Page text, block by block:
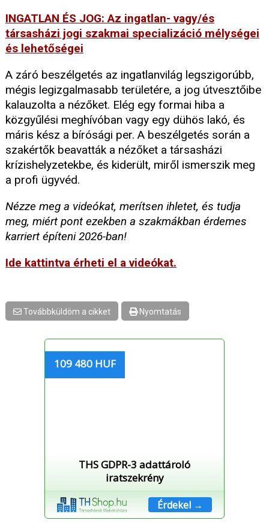
INGATLAN ÉS JOG: Az ingatlan- vagy/és
társasházi jogi szakmai specializáció mélységei
és lehetőségei
A záró beszélgetés az ingatlanvilág legszigorúbb,
mégis legizgalmasabb területére, a jog útvesztőibe
kalauzolta a nézőket. Elég egy formai hiba a
közgyűlési meghívóban vagy egy dühös lakó, és
máris kész a bírósági per. A beszélgetés során a
szakértők beavatták a nézőket a társasházi
krízishelyzetekbe, és kiderült, miről ismerszik meg
a profi ügyvéd.
Nézze meg a videókat, merítsen ihletet, és tudja
meg, miért pont ezekben a szakmákban érdemes
karriert építeni 2026-ban!
Ide kattintva érheti el a videókat.
Továbbküldöm a cikket Nyomtatás
109 480 HUF
THS GDPR-3 adattároló
iratszekrény
Érdekel →